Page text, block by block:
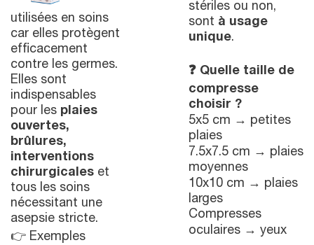
utilisées en soins
car elles protègent
efficacement
contre les germes.
Elles sont
indispensables
pour les plaies
ouvertes,
brûlures,
interventions
chirurgicales et
tous les soins
nécessitant une
asepsie stricte.
👉 Exemples
stériles ou non,
sont à usage
unique.
❓ Quelle taille de
compresse
choisir ?
5x5 cm → petites
plaies
7.5x7.5 cm → plaies
moyennes
10x10 cm → plaies
larges
Compresses
oculaires → yeux